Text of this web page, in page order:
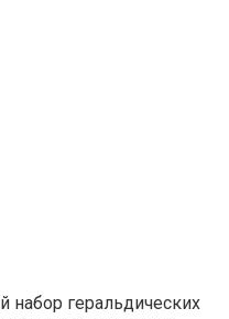
набор геральдических